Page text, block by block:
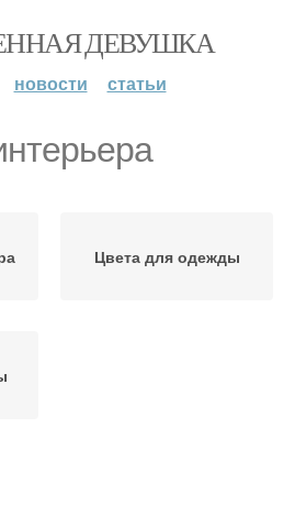
ДЕВУШКА
новости статьи
Цвета для одежды